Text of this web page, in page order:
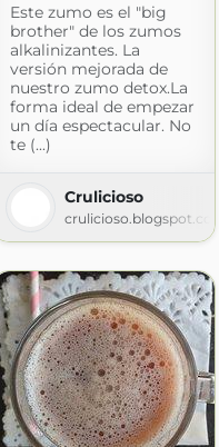
Este zumo es el "big
brother" de los zumos
alkalinizantes. La
versión mejorada de
nuestro zumo detox.La
forma ideal de empezar
un día espectacular. No
te (...)
Crulicioso
crulicioso.blogspot.com